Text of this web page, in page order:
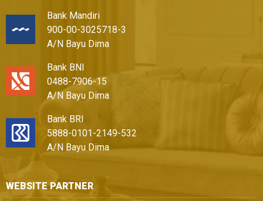
Bank Mandiri
900-00-3025718-3
A/N Bayu Dima
Bank BNI
0488-7906-15
A/N Bayu Dima
Bank BRI
5888-0101-2149-532
A/N Bayu Dima
WEBSITE PARTNER